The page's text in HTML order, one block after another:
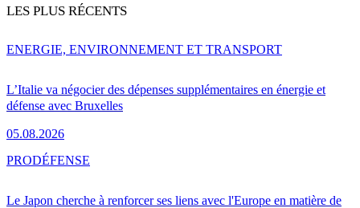
LES PLUS RÉCENTS
L’Italie va négocier des dépenses supplémentaires en énergie et
défense avec Bruxelles
05.08.2026
ENERGIE, ENVIRONNEMENT ET TRANSPORT
Le Japon cherche à renforcer ses liens avec l'Europe en matière de
PRODÉFENSE